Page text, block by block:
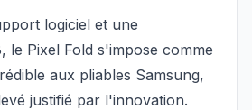
logiciel et une
le Pixel Fold s'impose comme
aux pliables Samsung,
justifié par l'innovation.